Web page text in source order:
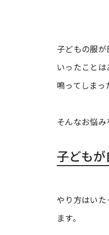
子どもの服
いったこと
鳴ってしま
そんなお悩
子ども
やり方はい
ます。